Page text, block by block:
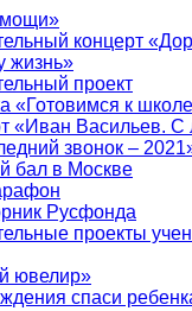
концерт
жизнь»
проект
«Готовимся к
«Иван Васильев.
звонок –
бал в Москве
Русфонда
проекты
ювелир»
спаси